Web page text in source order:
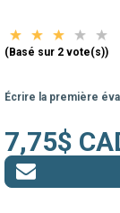
(Basé sur 2 vote(s))
Écrire la première
7,75$